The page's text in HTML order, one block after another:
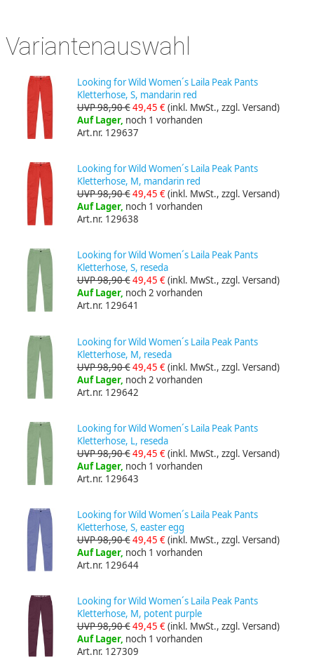
Variantenauswahl
Looking for Wild Women´s Laila Peak Pants
Kletterhose, S, mandarin red
UVP 98,90 €49,45 €(inkl. MwSt., zzgl. Versand)
Auf Lager, noch 1 vorhanden
Art.nr. 129637
Looking for Wild Women´s Laila Peak Pants
Kletterhose, M, mandarin red
UVP 98,90 €49,45 €(inkl. MwSt., zzgl. Versand)
Auf Lager, noch 1 vorhanden
Art.nr. 129638
Looking for Wild Women´s Laila Peak Pants
Kletterhose, S, reseda
UVP 98,90 €49,45 €(inkl. MwSt., zzgl. Versand)
Auf Lager, noch 2 vorhanden
Art.nr. 129641
Looking for Wild Women´s Laila Peak Pants
Kletterhose, M, reseda
UVP 98,90 €49,45 €(inkl. MwSt., zzgl. Versand)
Auf Lager, noch 2 vorhanden
Art.nr. 129642
Looking for Wild Women´s Laila Peak Pants
Kletterhose, L, reseda
UVP 98,90 €49,45 €(inkl. MwSt., zzgl. Versand)
Auf Lager, noch 1 vorhanden
Art.nr. 129643
Looking for Wild Women´s Laila Peak Pants
Kletterhose, S, easter egg
UVP 98,90 €49,45 €(inkl. MwSt., zzgl. Versand)
Auf Lager, noch 1 vorhanden
Art.nr. 129644
Looking for Wild Women´s Laila Peak Pants
Kletterhose, M, potent purple
UVP 98,90 €49,45 €(inkl. MwSt., zzgl. Versand)
Auf Lager, noch 1 vorhanden
Art.nr. 127309